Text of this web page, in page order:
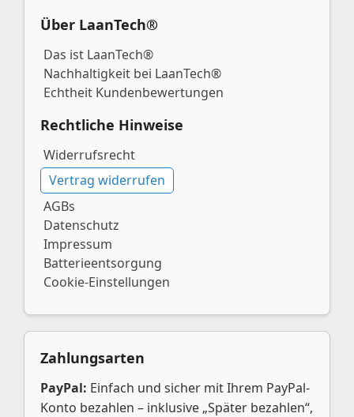
Über LaanTech®
Das ist LaanTech®
Nachhaltigkeit bei LaanTech®
Echtheit Kundenbewertungen
Rechtliche Hinweise
Widerrufsrecht
Vertrag widerrufen
AGBs
Datenschutz
Impressum
Batterieentsorgung
Cookie-Einstellungen
Zahlungsarten
PayPal: Einfach und sicher mit Ihrem PayPal-
Konto bezahlen – inklusive „Später bezahlen“,